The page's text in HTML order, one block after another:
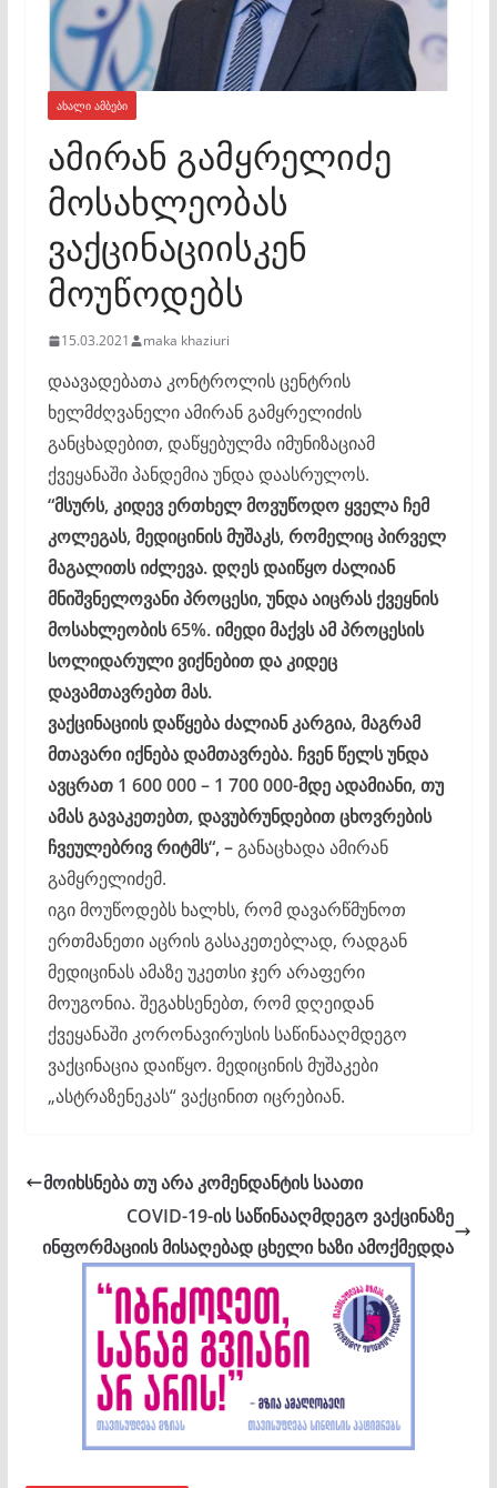
ᲐᲮᲐᲚᲘ ᲐᲛᲑᲔᲑᲘ
ამირან გამყრელიძე
მოსახლეობას
ვაქცინაციისკენ
მოუწოდებს
15.03.2021 maka khaziuri
დაავადებათა კონტროლის ცენტრის
ხელმძღვანელი ამირან გამყრელიძის
განცხადებით, დაწყებულმა იმუნიზაციამ
ქვეყანაში პანდემია უნდა დაასრულოს.
“მსურს, კიდევ ერთხელ მოვუწოდო ყველა ჩემ
კოლეგას, მედიცინის მუშაკს, რომელიც პირველ
მაგალითს იძლევა. დღეს დაიწყო ძალიან
მნიშვნელოვანი პროცესი, უნდა აიცრას ქვეყნის
მოსახლეობის 65%. იმედი მაქვს ამ პროცესის
სოლიდარული ვიქნებით და კიდეც
დავამთავრებთ მას.
ვაქცინაციის დაწყება ძალიან კარგია, მაგრამ
მთავარი იქნება დამთავრება. ჩვენ წელს უნდა
ავცრათ 1 600 000 – 1 700 000-მდე ადამიანი, თუ
ამას გავაკეთებთ, დავუბრუნდებით ცხოვრების
ჩვეულებრივ რიტმს“, –განაცხადა ამირან
გამყრელიძემ.
იგი მოუწოდებს ხალხს, რომ დავარწმუნოთ
ერთმანეთი აცრის გასაკეთებლად, რადგან
მედიცინას ამაზე უკეთსი ჯერ არაფერი
მოუგონია. შეგახსენებთ, რომ დღეიდან
ქვეყანაში კორონავირუსის საწინააღმდეგო
ვაქცინაცია დაიწყო. მედიცინის მუშაკები
„ასტრაზენეკას“ ვაქცინით იცრებიან.
მოიხსნება თუ არა კომენდანტის საათი
COVID-19-ის საწინააღმდეგო ვაქცინაზე
ინფორმაციის მისაღებად ცხელი ხაზი ამოქმედდა